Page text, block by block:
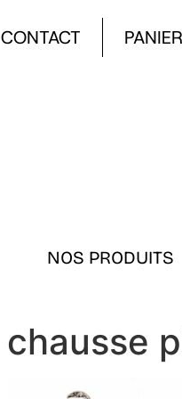
CONTACT PANIER
NOS PRODUITS
chausse